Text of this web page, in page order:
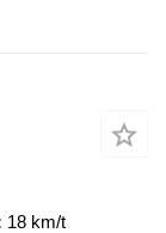
18 km/t